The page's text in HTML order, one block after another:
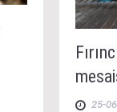
25-